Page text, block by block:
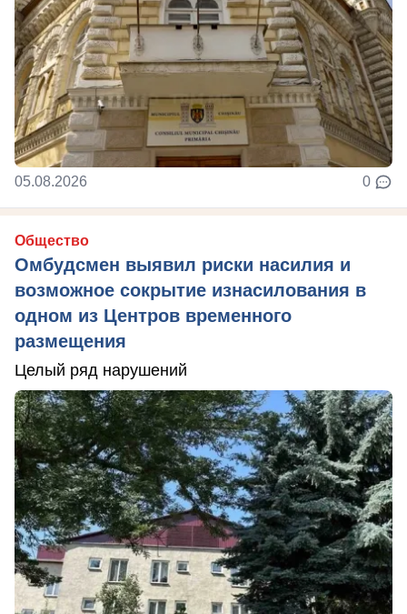
05.08.2026 0
Общество
Омбудсмен выявил риски насилия и
возможное сокрытие изнасилования в
одном из Центров временного
размещения
Целый ряд нарушений